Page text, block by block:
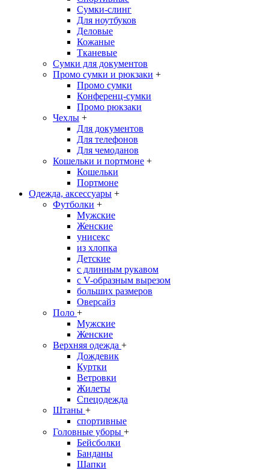
Сумки-слинг
Для ноутбуков
Деловые
Кожаные
Тканевые
Сумки для документов
Промо сумки и рюкзаки +
Промо сумки
Конференц-сумки
Промо рюкзаки
Чехлы +
Для документов
Для телефонов
Для чемоданов
Кошельки и портмоне +
Кошельки
Портмоне
Одежда, аксессуары +
Футболки +
Мужские
Женские
унисекс
из хлопка
Детские
с длинным рукавом
с V-образным вырезом
больших размеров
Оверсайз
Поло +
Мужские
Женские
Верхняя одежда +
Дождевик
Куртки
Ветровки
Жилеты
Спецодежда
Штаны +
спортивные
Головные уборы +
Бейсболки
Банданы
Шапки